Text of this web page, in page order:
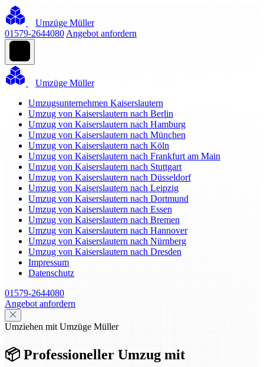
Umzüge Müller
01579-2644080 Angebot anfordern
Umzüge Müller
Umzugsunternehmen Kaiserslautern
Umzug von Kaiserslautern nach Berlin
Umzug von Kaiserslautern nach Hamburg
Umzug von Kaiserslautern nach München
Umzug von Kaiserslautern nach Köln
Umzug von Kaiserslautern nach Frankfurt am Main
Umzug von Kaiserslautern nach Stuttgart
Umzug von Kaiserslautern nach Düsseldorf
Umzug von Kaiserslautern nach Leipzig
Umzug von Kaiserslautern nach Dortmund
Umzug von Kaiserslautern nach Essen
Umzug von Kaiserslautern nach Bremen
Umzug von Kaiserslautern nach Hannover
Umzug von Kaiserslautern nach Nürnberg
Umzug von Kaiserslautern nach Dresden
Impressum
Datenschutz
01579-2644080
Angebot anfordern
Umziehen mit Umzüge Müller
📦 Professioneller Umzug mit